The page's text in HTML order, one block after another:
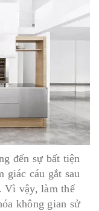
đến sự bất tiện
giác cáu gắt sau
Vì vậy, làm thế
không gian sử